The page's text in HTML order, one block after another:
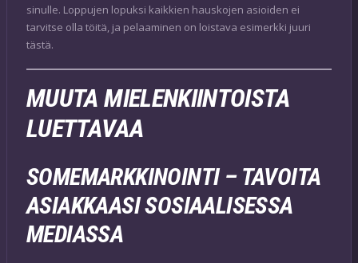
sinulle. Loppujen lopuksi kaikkien hauskojen asioiden ei
tarvitse olla töitä, ja pelaaminen on loistava esimerkki juuri
tästä.
MUUTA MIELENKIINTOISTA
LUETTAVAA
SOMEMARKKINOINTI – TAVOITA
ASIAKKAASI SOSIAALISESSA
MEDIASSA